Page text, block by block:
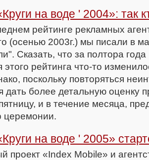
на воде ' 2004»: так
рейтинге рекламных
(осенью 2003г.) мы писали в
Сказать, что за полтора
этого рейтинга что-то
поскольку повторяться
дать более детальную оценку
и в течение месяца,
церемонии.
на воде ' 2005»
проект «Index Mobile» и